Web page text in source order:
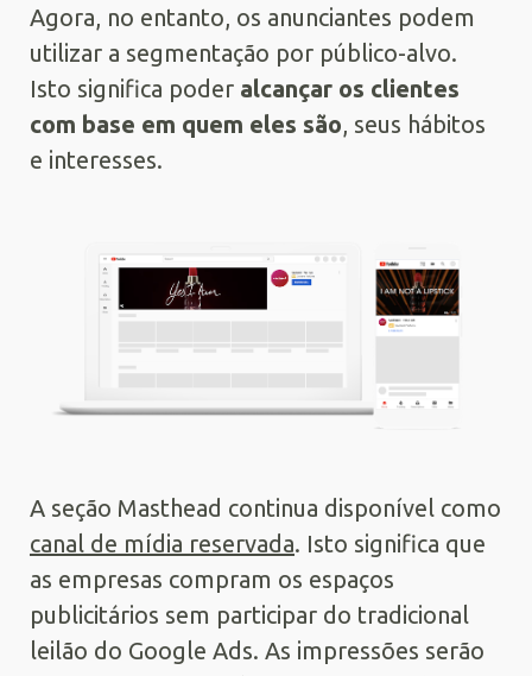
Agora, no entanto, os anunciantes podem
utilizar a segmentação por público-alvo.
Isto significa poder alcançar os clientes
com base em quem eles são, seus hábitos
e interesses.
A seção Masthead continua disponível como
canal de mídia reservada. Isto significa que
as empresas compram os espaços
publicitários sem participar do tradicional
leilão do Google Ads. As impressões serão